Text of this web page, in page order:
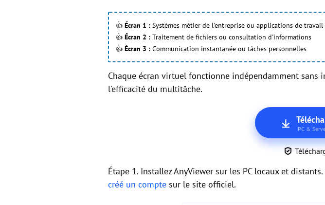
👍 Écran 1 : Systèmes métier de l'entreprise ou applications de travail
👍 Écran 2 : Traitement de fichiers ou consultation d'informations
👍 Écran 3 : Communication instantanée ou tâches personnelles
Chaque écran virtuel fonctionne indépendamment sans
l'efficacité du multitâche.
PC &
Étape 1. Installez AnyViewer sur les PC locaux et
créé un compte sur le site officiel.